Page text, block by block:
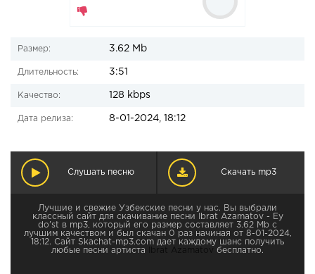
Размер: 3.62 Mb
Длительность: 3:51
Качество: 128 kbps
Дата релиза: 8-01-2024, 18:12
Слушать песню Скачать mp3
Лучшие и свежие Узбекские песни у нас. Вы выбрали
классный сайт для скачивание песни Ibrat Azamatov - Ey
do'st в mp3, который его размер составляет 3.62 Mb с
лучшим качеством и был скачан 0 раз начиная от 8-01-2024,
18:12. Сайт Skachat-mp3.com дает каждому шанс получить
любые песни артиста
Ibrat Azamatov бесплатно.